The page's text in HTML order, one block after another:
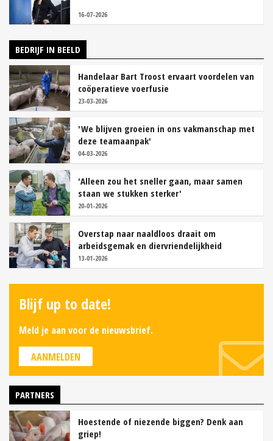
16-07-2026
BEDRIJF IN BEELD
Handelaar Bart Troost ervaart voordelen van
coöperatieve voerfusie
23-03-2026
'We blijven groeien in ons vakmanschap met
deze teamaanpak'
04-03-2026
'Alleen zou het sneller gaan, maar samen
staan we stukken sterker'
20-01-2026
Overstap naar naaldloos draait om
arbeidsgemak en diervriendelijkheid
13-01-2026
Blijf up to date!
Meld je aan voor de nieuwsbrief.
AANMELDEN
PARTNERS
Hoestende of niezende biggen? Denk aan
griep!